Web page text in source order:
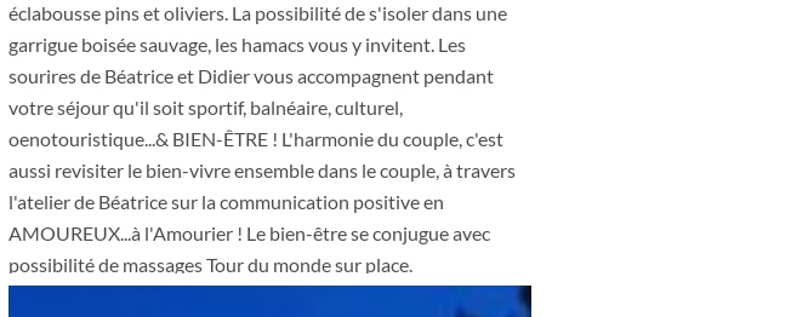
éclabousse pins et oliviers. La possibilité de s'isoler dans une
garrigue boisée sauvage, les hamacs vous y invitent. Les
sourires de Béatrice et Didier vous accompagnent pendant
votre séjour qu'il soit sportif, balnéaire, culturel,
oenotouristique...& BIEN-ÊTRE ! L'harmonie du couple, c'est
aussi revisiter le bien-vivre ensemble dans le couple, à travers
l'atelier de Béatrice sur la communication positive en
AMOUREUX...à l'Amourier ! Le bien-être se conjugue avec
possibilité de massages Tour du monde sur place.